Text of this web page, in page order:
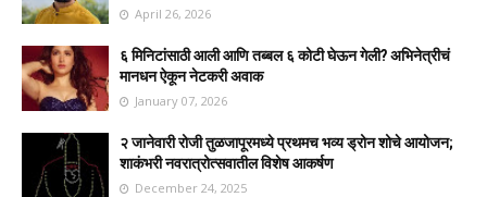
April 26, 2026
६ मिनिटांसाठी आली आणि तब्बल ६ कोटी घेऊन गेली? अभिनेत्रीचं
मानधन ऐकून नेटकरी अवाक
January 07, 2026
२ जानेवारी रोजी तुळजापूरमध्ये प्रथमच भव्य ड्रोन शोचे आयोजन;
शाकंभरी नवरात्रोत्सवातील विशेष आकर्षण
December 24, 2025